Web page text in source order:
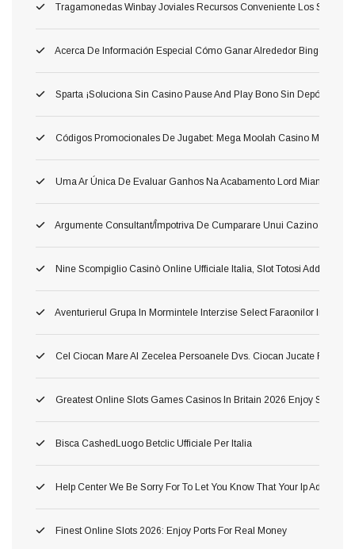
Tragamonedas Winbay Joviales Recursos Conveniente Los
Acerca De Información Especial Cómo Ganar Alrededor Bingo: Las
Sparta ¡Soluciona Sin Casino Pause And Play Bono Sin Depósito
Códigos Promocionales De Jugabet: Mega Moolah Casino Móvil
Uma Ar Única De Evaluar Ganhos Na Acabamento Lord Miami
Argumente Consultant/împotriva De Cumparare Unui Cazino
Nine Scompiglio Casinò Online Ufficiale Italia, Slot Totosi Addirittura
Aventurierul Grupa In Mormintele Interzise Select Faraonilor In Spr
Cel Ciocan Mare Al Zecelea Persoanele Dvs. Ciocan Jucate Rămas
Greatest Online Slots Games Casinos In Britain 2026 Enjoy Step
Bisca CashedLuogo Betclic Ufficiale Per Italia
Help Center We Be Sorry For To Let You Know That Your Ip Address
Finest Online Slots 2026: Enjoy Ports For Real Money